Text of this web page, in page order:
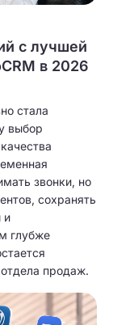
с лучшей
в 2026
стала
выбор
звонки, но
сохранять
и
глубже
продаж.